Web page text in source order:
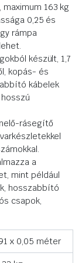
163 kg
0,25 és
rámpa
készült, 1,7
kopás- és
kábelek
rásegítő
a
mint például
hosszabbító
csapok,
x 0,05 méter